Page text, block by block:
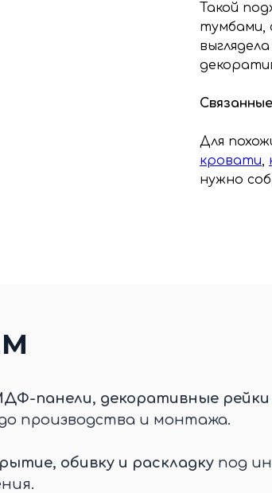
Такой
тумбами,
Для
кровати,
нужно
панели, декоративные рейки
производства и монтажа.
обивку и раскладку под